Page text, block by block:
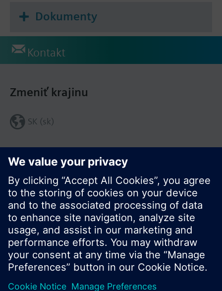
Dokumenty
Kontakt
Zdieľať túto stránku:
Zmeniť krajinu
SK (sk)
© Siemens Switzerland Ltd. 2016